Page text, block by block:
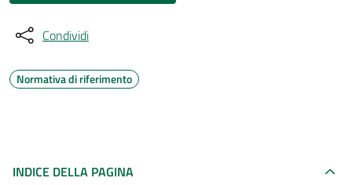
Condividi
Normativa di riferimento
INDICE DELLA PAGINA